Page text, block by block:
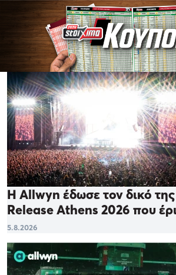
Η Allwyn έδωσε τον δικό
Release Athens 2026 που
5.8.2026